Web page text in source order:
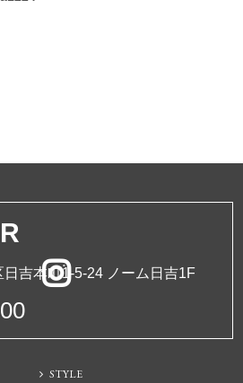
吉本町1-5-24 ノーム日吉1F
STYLE